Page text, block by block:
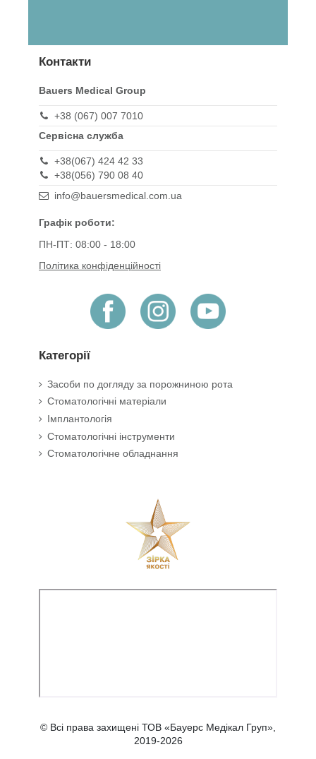
Контакти
Bauers Medical Group
+38 (067) 007 7010
Сервісна служба
+38(067) 424 42 33
+38(056) 790 08 40
info@bauersmedical.com.ua
Графік роботи:
ПН-ПТ: 08:00 - 18:00
Політика конфіденційності
Категорії
Засоби по догляду за порожниною рота
Стоматологічні матеріали
Імплантологія
Стоматологічні інструменти
Стоматологічне обладнання
© Всі права захищені ТОВ «Бауерс Медікал Груп»,
2019-2026